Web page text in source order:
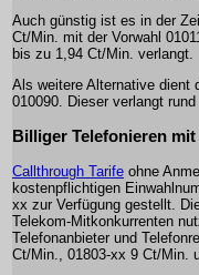
Auch günstig ist es in der
Ct/Min. mit der Vorwahl
bis zu 1,94 Ct/Min. verlangt.
Als weitere Alternative dient
010090. Dieser verlangt
Billiger Telefonieren
Callthrough Tarife ohne
kostenpflichtigen
xx zur Verfügung gestellt.
Telekom-Mitkonkurrenten
Telefonanbieter und
Ct/Min., 01803-xx 9 Ct/Min.